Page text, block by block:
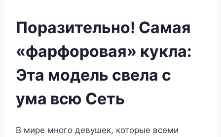
Поразительно! Самая
«фарфоровая» кукла:
Эта модель свела с
ума всю Сеть
В мире много девушек, которые всеми